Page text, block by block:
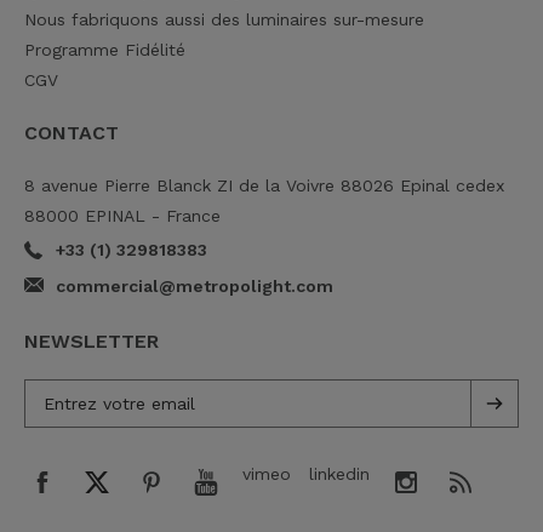
Nous fabriquons aussi des luminaires sur-mesure
Programme Fidélité
CGV
CONTACT
8 avenue Pierre Blanck ZI de la Voivre 88026 Epinal cedex
88000 EPINAL - France
+33 (1) 329818383
commercial@metropolight.com
NEWSLETTER
vimeo linkedin